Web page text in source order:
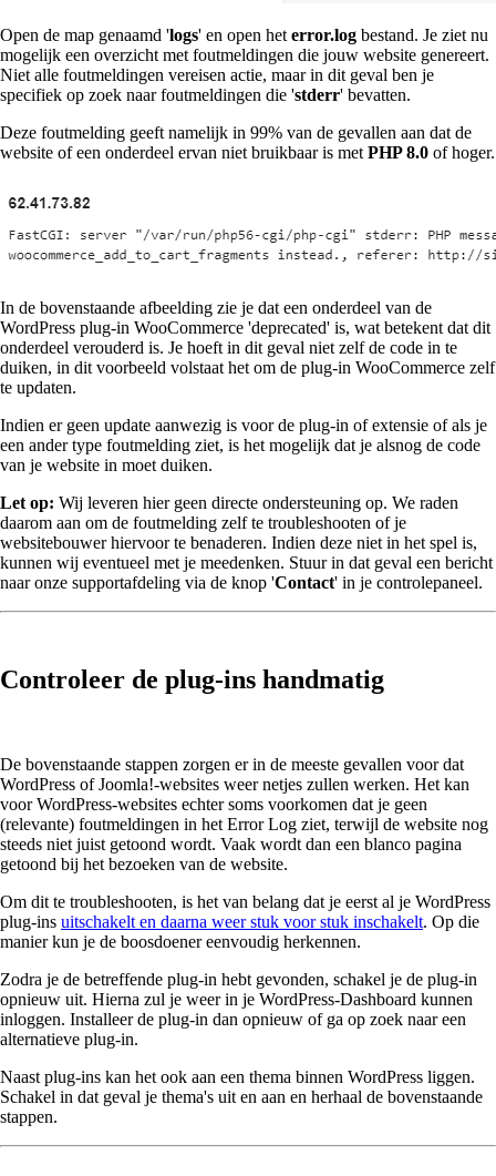
Open de map genaamd 'logs' en open het error.log bestand. Je ziet nu
mogelijk een overzicht met foutmeldingen die jouw website genereert.
Niet alle foutmeldingen vereisen actie, maar in dit geval ben je
specifiek op zoek naar foutmeldingen die 'stderr' bevatten.
Deze foutmelding geeft namelijk in 99% van de gevallen aan dat de
website of een onderdeel ervan niet bruikbaar is met PHP 8.0 of hoger.
In de bovenstaande afbeelding zie je dat een onderdeel van de
WordPress plug-in WooCommerce 'deprecated' is, wat betekent dat dit
onderdeel verouderd is. Je hoeft in dit geval niet zelf de code in te
duiken, in dit voorbeeld volstaat het om de plug-in WooCommerce zelf
te updaten.
Indien er geen update aanwezig is voor de plug-in of extensie of als je
een ander type foutmelding ziet, is het mogelijk dat je alsnog de code
van je website in moet duiken.
Let op: Wij leveren hier geen directe ondersteuning op. We raden
daarom aan om de foutmelding zelf te troubleshooten of je
websitebouwer hiervoor te benaderen. Indien deze niet in het spel is,
kunnen wij eventueel met je meedenken. Stuur in dat geval een bericht
naar onze supportafdeling via de knop 'Contact' in je controlepaneel.
Controleer de plug-ins handmatig
De bovenstaande stappen zorgen er in de meeste gevallen voor dat
WordPress of Joomla!-websites weer netjes zullen werken. Het kan
voor WordPress-websites echter soms voorkomen dat je geen
(relevante) foutmeldingen in het Error Log ziet, terwijl de website nog
steeds niet juist getoond wordt. Vaak wordt dan een blanco pagina
getoond bij het bezoeken van de website.
Om dit te troubleshooten, is het van belang dat je eerst al je WordPress
plug-ins uitschakelt en daarna weer stuk voor stuk inschakelt. Op die
manier kun je de boosdoener eenvoudig herkennen.
Zodra je de betreffende plug-in hebt gevonden, schakel je de plug-in
opnieuw uit. Hierna zul je weer in je WordPress-Dashboard kunnen
inloggen. Installeer de plug-in dan opnieuw of ga op zoek naar een
alternatieve plug-in.
Naast plug-ins kan het ook aan een thema binnen WordPress liggen.
Schakel in dat geval je thema's uit en aan en herhaal de bovenstaande
stappen.